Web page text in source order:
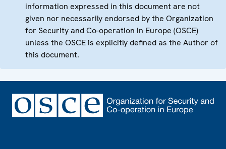
information expressed in this document are not
given nor necessarily endorsed by the Organization
for Security and Co-operation in Europe (OSCE)
unless the OSCE is explicitly defined as the Author of
this document.